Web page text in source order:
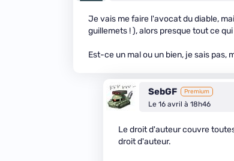
Je vais me faire l'avocat du diable,
guillemets ! ), alors presque tout ce
Est-ce un mal ou un bien, je sais pas,
SebGF Premium
Le 16 avril à 18h46
Le droit d'auteur couvre
droit d'auteur.